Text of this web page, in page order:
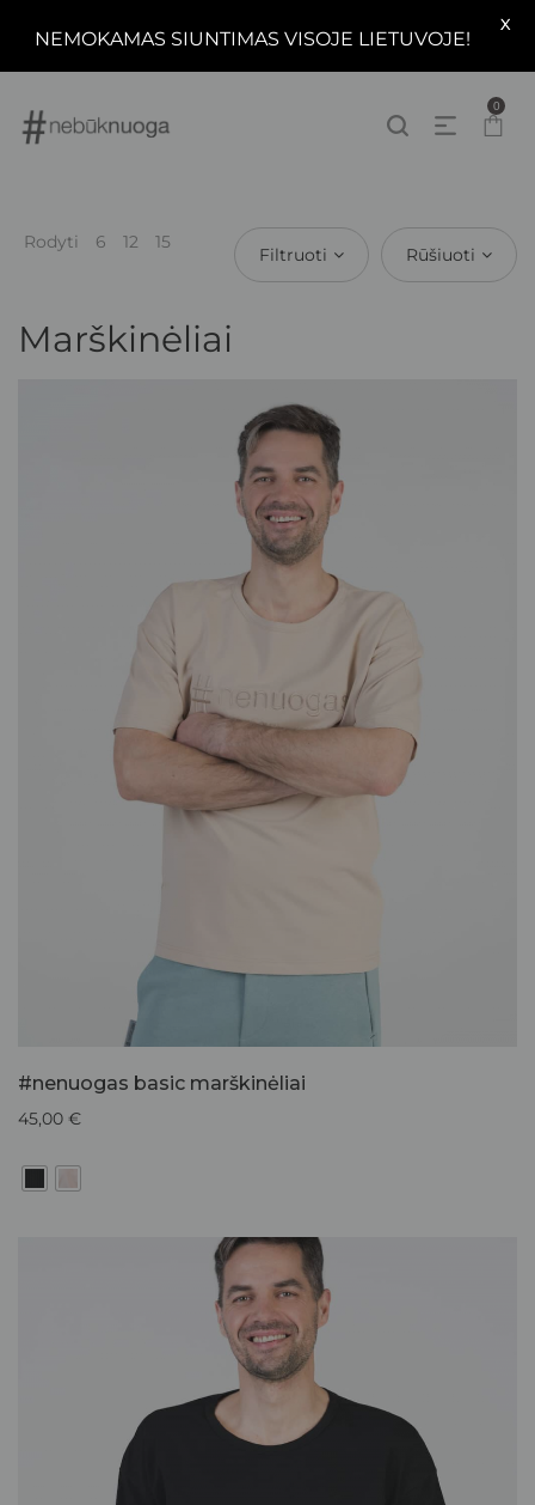
0
Rodyti 6 12 15
Filtruoti Rūšiuoti
Marškinėliai
#nenuogas basic marškinėliai
45,00 €
NEMOKAMAS SIUNTIMAS VISOJE LIETUVOJE!
X